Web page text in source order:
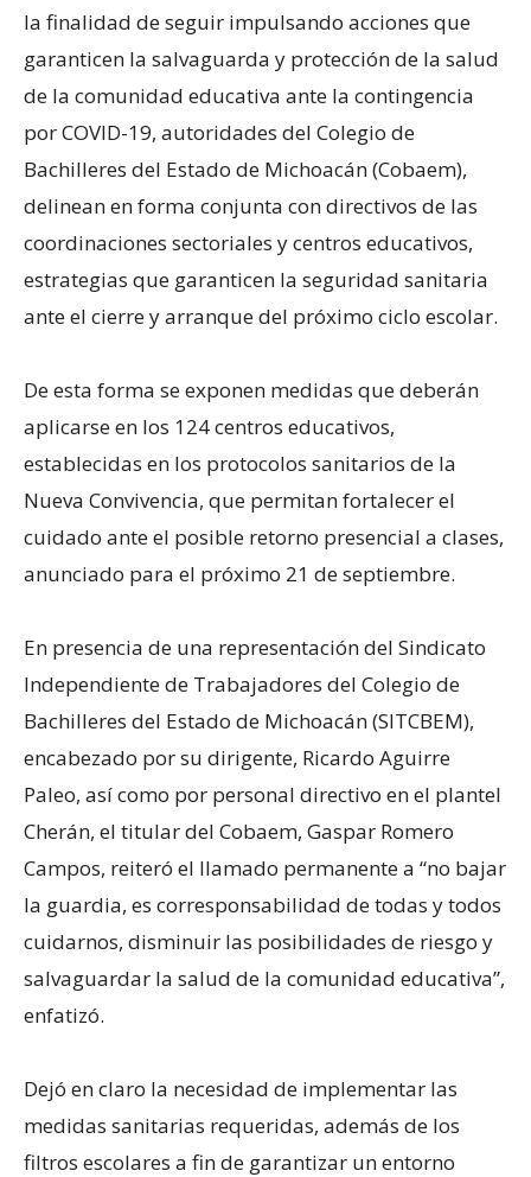
la finalidad de seguir impulsando acciones que
garanticen la salvaguarda y protección de la salud
de la comunidad educativa ante la contingencia
por COVID-19, autoridades del Colegio de
Bachilleres del Estado de Michoacán (Cobaem),
delinean en forma conjunta con directivos de las
coordinaciones sectoriales y centros educativos,
estrategias que garanticen la seguridad sanitaria
ante el cierre y arranque del próximo ciclo escolar.
De esta forma se exponen medidas que deberán
aplicarse en los 124 centros educativos,
establecidas en los protocolos sanitarios de la
Nueva Convivencia, que permitan fortalecer el
cuidado ante el posible retorno presencial a clases,
anunciado para el próximo 21 de septiembre.
En presencia de una representación del Sindicato
Independiente de Trabajadores del Colegio de
Bachilleres del Estado de Michoacán (SITCBEM),
encabezado por su dirigente, Ricardo Aguirre
Paleo, así como por personal directivo en el plantel
Cherán, el titular del Cobaem, Gaspar Romero
Campos, reiteró el llamado permanente a “no bajar
la guardia, es corresponsabilidad de todas y todos
cuidarnos, disminuir las posibilidades de riesgo y
salvaguardar la salud de la comunidad educativa”,
enfatizó.
Dejó en claro la necesidad de implementar las
medidas sanitarias requeridas, además de los
filtros escolares a fin de garantizar un entorno